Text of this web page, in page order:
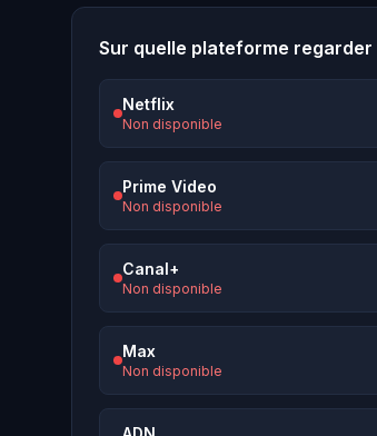
Sur quelle plateforme regarder
Netflix
Non disponible
Prime Video
Non disponible
Canal+
Non disponible
Max
Non disponible